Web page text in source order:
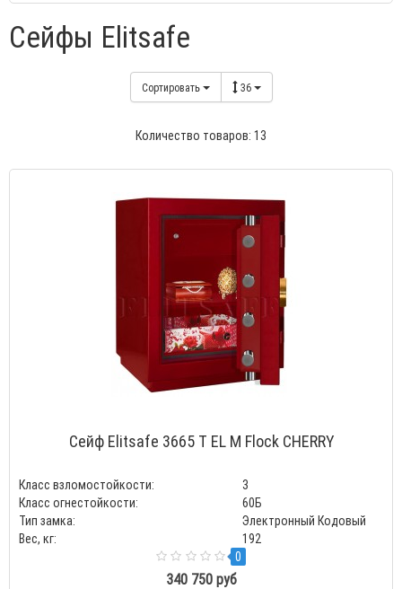
Сейфы Elitsafe
Сортировать 36
Количество товаров: 13
Сейф Elitsafe 3665 T EL M Flock CHERRY
Класс взломостойкости:
3
Класс огнестойкости:
60Б
Тип замка:
Электронный Кодовый
Вес, кг:
192
0
340 750 руб